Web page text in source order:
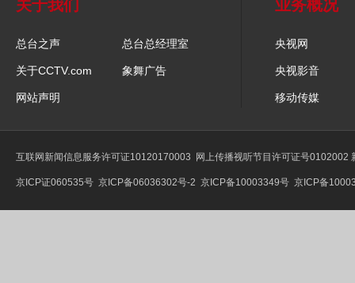
关于我们
总台之声 总台总经理室
关于CCTV.com 象舞广告
网站声明
业务概况
央视网
央视影音
移动传媒
互联网新闻信息服务许可证10120170003 网上传播视听节目许可证号
京ICP证060535号 京ICP备06036302号-2 京ICP备10003349号 京ICP备